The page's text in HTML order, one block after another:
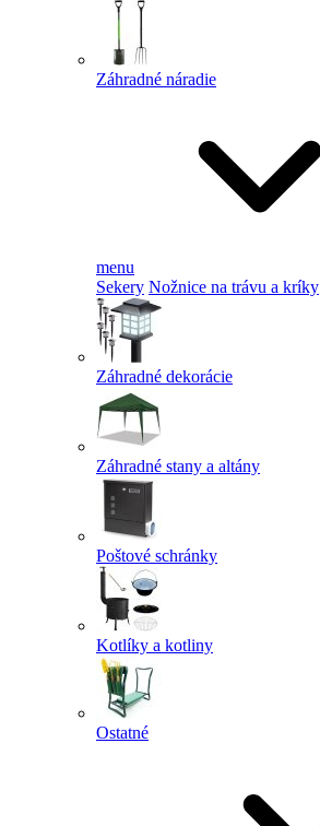
Záhradné náradie
menu
Sekery Nožnice na trávu a kríky
Záhradné dekorácie
Záhradné stany a altány
Poštové schránky
Kotlíky a kotliny
Ostatné